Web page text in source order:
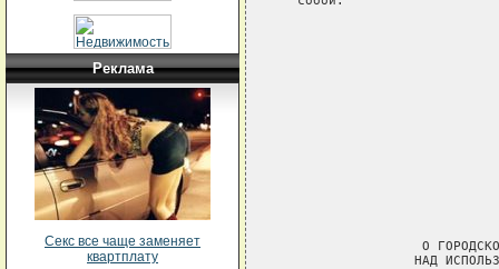
Реклама
Секс все чаще заменяет
квартплату